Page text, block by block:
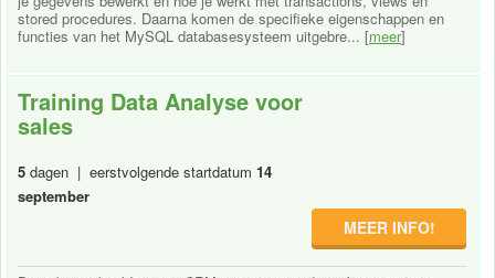
stored procedures. Daarna komen de specifieke eigenschappen en
functies van het MySQL databasesysteem uitgebre... [meer]
Training Data Analyse voor
sales
5 dagen | eerstvolgende startdatum 14
september
MEER INFO!